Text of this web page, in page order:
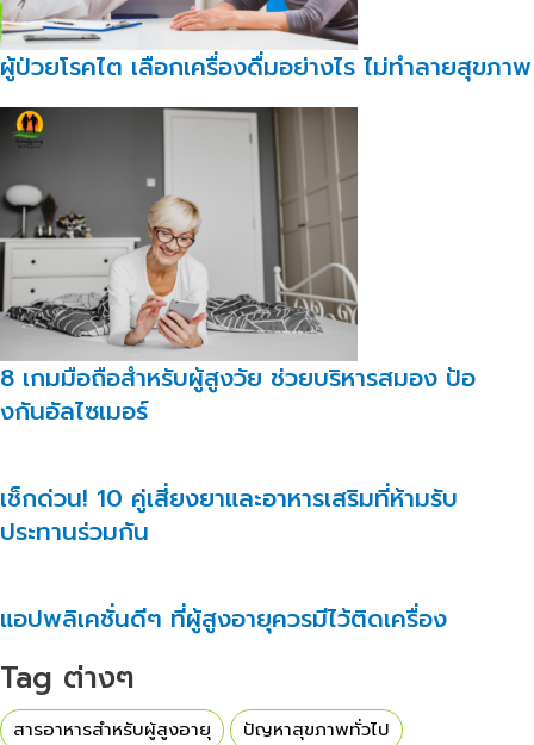
ผู้ป่วยโรคไต เลือกเครื่องดื่มอย่างไร ไม่ทำลายสุขภาพ
8 เกมมือถือสำหรับผู้สูงวัย ช่วยบริหารสมอง ป้อ
งกันอัลไซเมอร์
เช็กด่วน! 10 คู่เสี่ยงยาและอาหารเสริมที่ห้ามรับ
ประทานร่วมกัน
แอปพลิเคชั่นดีๆ ที่ผู้สูงอายุควรมีไว้ติดเครื่อง
Tag ต่างๆ
สารอาหารสำหรับผู้สูงอายุ ปัญหาสุขภาพทั่วไป